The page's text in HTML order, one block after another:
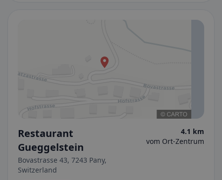
Restaurant
Gueggelstein
Bovastrasse 43, 7243 Pany,
Switzerland
4.1 km
vom Ort-Zentrum